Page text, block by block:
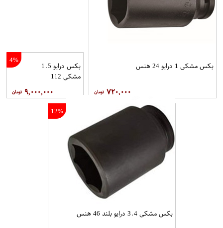
بکس مشکی 1 درایو 24 هنس
۷۲۰,۰۰۰
4%
بکس درایو 1.5
مشکی 112
۹,۰۰۰,۰۰۰
12%
بکس مشکی 3.4 درایو بلند 46 هنس